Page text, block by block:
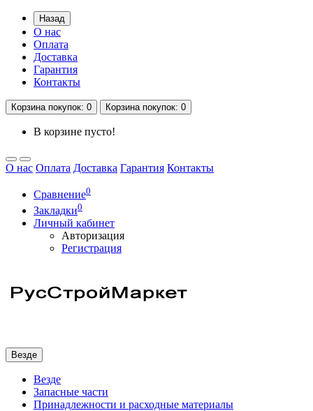
Назад
О нас
Оплата
Доставка
Гарантия
Контакты
Корзинапокупок: 0 Корзинапокупок: 0
В корзине пусто!
О нас Оплата Доставка Гарантия Контакты
Сравнение0
Закладки0
Личный кабинет
Авторизация
Регистрация
Везде
Везде
Запасные части
Принадлежности и расходные материалы